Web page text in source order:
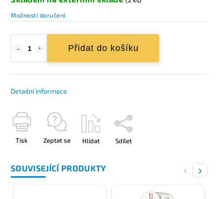
Možnosti doručení
Přidat do košíku
Detailní informace
Tisk Zeptat se Hlídat Sdílet
SOUVISEJÍCÍ PRODUKTY ‹ ›